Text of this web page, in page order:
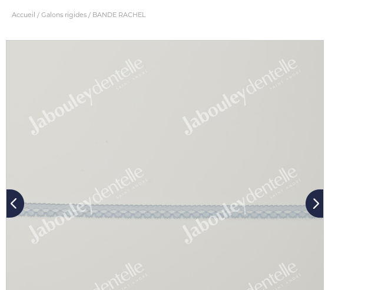
Accueil Galons rigides BANDE RACHEL